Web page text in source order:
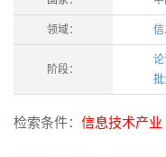
领域：
阶段：
论
批
检索条件： 信息技术产业